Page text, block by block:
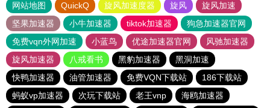
网站地图 QuickQ 旋风加速度器 旋风
旋风加速
坚果加速器
小牛加速器 tiktok加速器
狗急加速器官网
免费vqn外网加速
小蓝鸟 优途加速器官网
风驰加速器
旋风加速器
八戒看书 黑豹加速器
黑洞加速
快鸭加速器
油管加速器 免费VQN下载站
186下载站
蚂蚁vp加速器
次玩下载站 老王vnp
海鸥加速器